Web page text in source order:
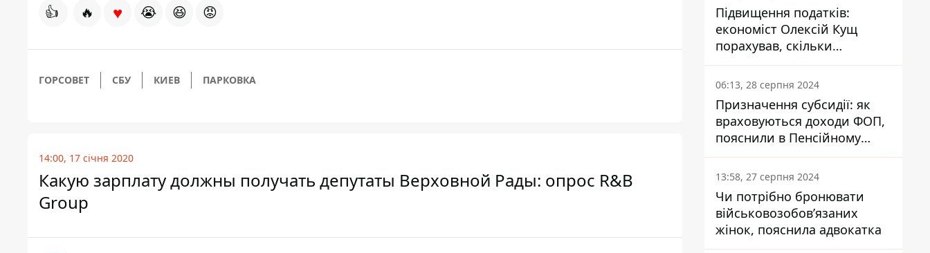
👍 🔥 ♥ 😭 😆 😡
ГОРСОВЕТ СБУ КИЕВ ПАРКОВКА
14:00, 17 січня 2020
Какую зарплату должны получать депутаты Верховной Рады: опрос R&B
Group
Підвищення податків:
економіст Олексій Кущ
порахував, скільки
заплатить кожен українець
06:13, 28 серпня 2024
Призначення субсидії: як
враховуються доходи ФОП,
пояснили в Пенсійному
фонді
13:58, 27 серпня 2024
Чи потрібно бронювати
військовозобов’язаних
жінок, пояснила адвокатка